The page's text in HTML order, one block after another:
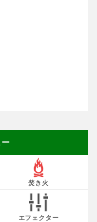
焚き火
エフェクター